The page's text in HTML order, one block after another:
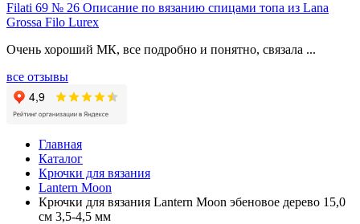
Filati 69 № 26 Описание по вязанию спицами топа из Lana
Grossa Filo Lurex
Очень хороший МК, все подробно и понятно, связала ...
все отзывы
Главная
Каталог
Крючки для вязания
Lantern Moon
Крючки для вязания Lantern Moon эбеновое дерево 15,0
см 3,5-4,5 мм